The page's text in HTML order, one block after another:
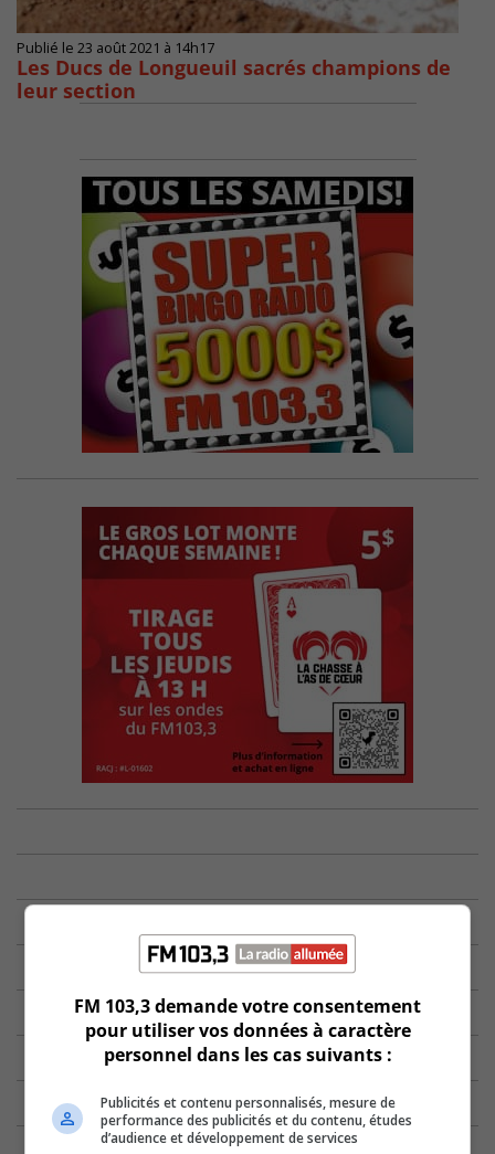
Publié le 23 août 2021 à 14h17
Les Ducs de Longueuil sacrés champions de
leur section
FM 103,3 demande votre consentement
pour utiliser vos données à caractère
personnel dans les cas suivants :
Publicités et contenu personnalisés, mesure de
performance des publicités et du contenu, études
d’audience et développement de services